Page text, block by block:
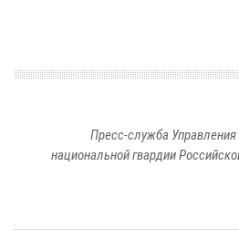
Пресс-служба
национальной гвардии